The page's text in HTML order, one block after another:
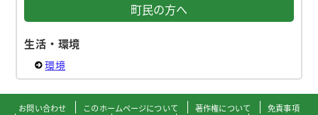
町民の方へ
生活・環境
環境
お問い合わせ このホームページについて 著作権について 免責事項